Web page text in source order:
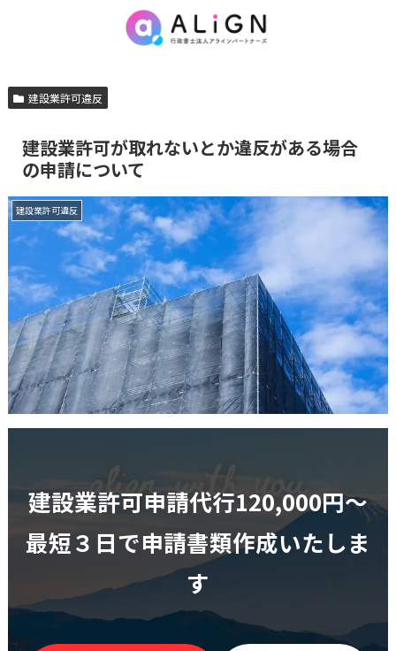
建設業許可違反
建設業許可が取れないとか違反がある場合
の申請について
建設業許可違反
建設業許可申請代行120,000円〜
最短３日で申請書類作成いたしま
す